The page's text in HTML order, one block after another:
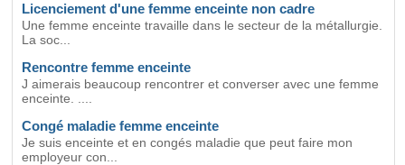
Licenciement d'une femme enceinte non cadre
Une femme enceinte travaille dans le secteur de la métallurgie.
La soc...
Rencontre femme enceinte
J aimerais beaucoup rencontrer et converser avec une femme
enceinte. ....
Congé maladie femme enceinte
Je suis enceinte et en congés maladie que peut faire mon
employeur con...